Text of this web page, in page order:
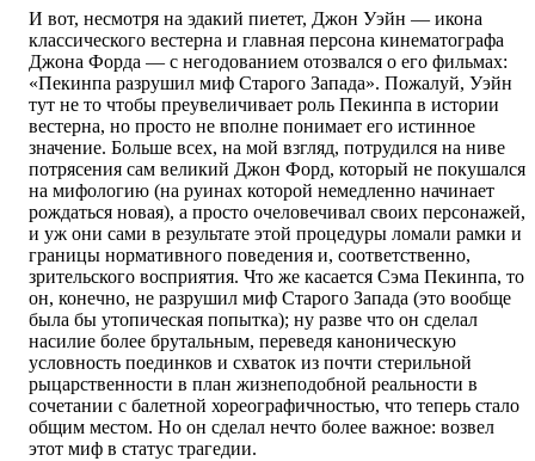
И вот, несмотря на эдакий пиетет, Джон Уэйн — икона
классического вестерна и главная персона кинематографа
Джона Форда — с негодованием отозвался о его фильмах:
«Пекинпа разрушил миф Старого Запада». Пожалуй, Уэйн
тут не то чтобы преувеличивает роль Пекинпа в истории
вестерна, но просто не вполне понимает его истинное
значение. Больше всех, на мой взгляд, потрудился на ниве
потрясения сам великий Джон Форд, который не покушался
на мифологию (на руинах которой немедленно начинает
рождаться новая), а просто очеловечивал своих персонажей,
и уж они сами в результате этой процедуры ломали рамки и
границы нормативного поведения и, соответственно,
зрительского восприятия. Что же касается Сэма Пекинпа, то
он, конечно, не разрушил миф Старого Запада (это вообще
была бы утопическая попытка); ну разве что он сделал
насилие более брутальным, переведя каноническую
условность поединков и схваток из почти стерильной
рыцарственности в план жизнеподобной реальности в
сочетании с балетной хореографичностью, что теперь стало
общим местом. Но он сделал нечто более важное: возвел
этот миф в статус трагедии.